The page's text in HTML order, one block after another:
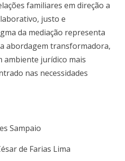
familiares em direção a
justo e
da mediação representa
abordagem transformadora,
jurídico mais
nas necessidades
Sampaio
de Farias Lima